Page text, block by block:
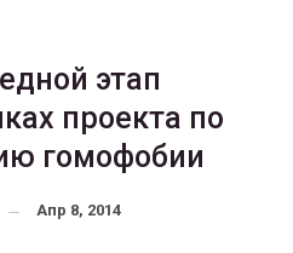
этап
проекта по
гомофобии
Апр 8, 2014